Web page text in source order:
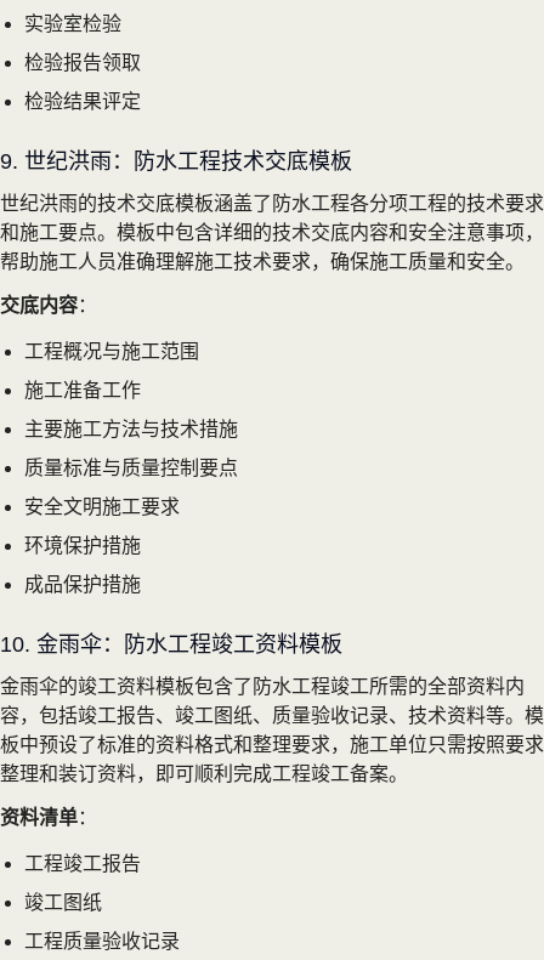
实验室检验
检验报告领取
检验结果评定
9. 世纪洪雨：防水工程技术交底模板
世纪洪雨的技术交底模板涵盖了防水工程各分项工程的技术要求
和施工要点。模板中包含详细的技术交底内容和安全注意事项，
帮助施工人员准确理解施工技术要求，确保施工质量和安全。
交底内容：
工程概况与施工范围
施工准备工作
主要施工方法与技术措施
质量标准与质量控制要点
安全文明施工要求
环境保护措施
成品保护措施
10. 金雨伞：防水工程竣工资料模板
金雨伞的竣工资料模板包含了防水工程竣工所需的全部资料内
容，包括竣工报告、竣工图纸、质量验收记录、技术资料等。模
板中预设了标准的资料格式和整理要求，施工单位只需按照要求
整理和装订资料，即可顺利完成工程竣工备案。
资料清单：
工程竣工报告
竣工图纸
工程质量验收记录